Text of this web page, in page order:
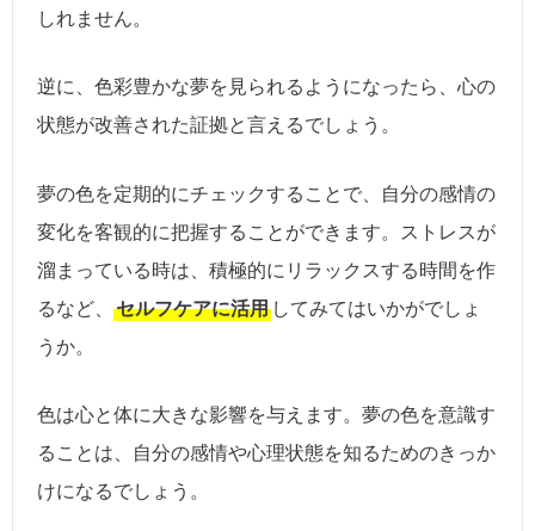
しれません。
逆に、色彩豊かな夢を見られるようになったら、心の
状態が改善された証拠と言えるでしょう。
夢の色を定期的にチェックすることで、自分の感情の
変化を客観的に把握することができます。ストレスが
溜まっている時は、積極的にリラックスする時間を作
るなど、
セルフケアに活用 してみてはいかがでしょ
うか。
色は心と体に大きな影響を与えます。夢の色を意識す
ることは、自分の感情や心理状態を知るためのきっか
けになるでしょう。